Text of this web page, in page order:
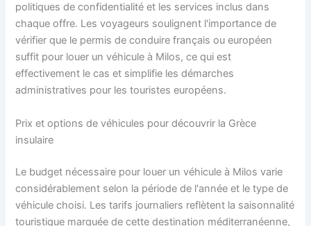
politiques de confidentialité et les services inclus dans
chaque offre. Les voyageurs soulignent l'importance de
vérifier que le permis de conduire français ou européen
suffit pour louer un véhicule à Milos, ce qui est
effectivement le cas et simplifie les démarches
administratives pour les touristes européens.
Prix et options de véhicules pour découvrir la Grèce
insulaire
Le budget nécessaire pour louer un véhicule à Milos varie
considérablement selon la période de l'année et le type de
véhicule choisi. Les tarifs journaliers reflètent la saisonnalité
touristique marquée de cette destination méditerranéenne,